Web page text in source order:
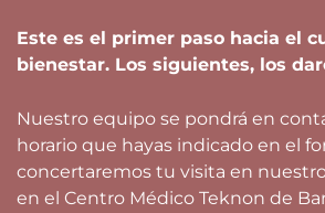
Este es el primer paso hacia el
bienestar. Los siguientes, los
Nuestro equipo se pondrá en
horario que hayas indicado en el
concertaremos tu visita en
en el Centro Médico Teknon de